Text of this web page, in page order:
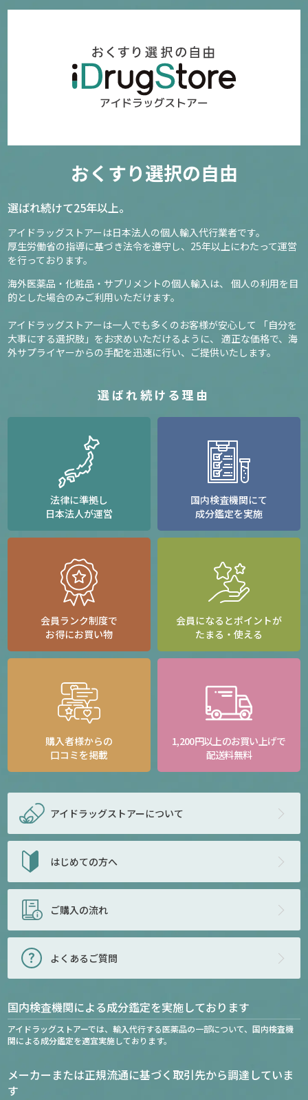
おくすり選択の自由
選ばれ続けて25年以上。
アイドラッグストアーは日本法人の個人輸入代行業者です。
厚生労働省の指導に基づき法令を遵守し、 25年以上にわたって運営
を行っております。
海外医薬品・化粧品・サプリメントの個人輸入は、 個人の利用を目
的とした場合のみご利用いただけます。
アイドラッグストアーは一人でも多くのお客様が安心して
「自分を
大事にする選択肢」をお求めいただけるように、 適正な価格で、海
外サプライヤーからの手配を迅速に行い、ご提供いたします。
選ばれ続ける理由
法律に準拠し
日本法人が運営
国内検査機関にて
成分鑑定を実施
会員ランク制度で
お得にお買い物
会員になるとポイントが
たまる・使える
購入者様からの
口コミを掲載
1,200円以上のお買い上げで
配送料無料
アイドラッグストアーについて
はじめての方へ
ご購入の流れ
よくあるご質問
国内検査機関による成分鑑定を実施しております
アイドラッグストアーでは、輸入代行する医薬品の一部について、国内検査機
関による成分鑑定を適宜実施しております。
メーカーまたは正規流通に基づく取引先から調達していま
す